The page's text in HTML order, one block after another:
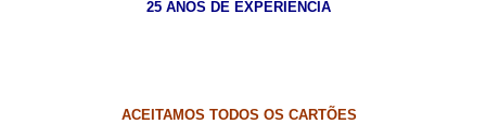
25 ANOS DE EXPERIÊNCIA
ACEITAMOS TODOS OS CARTÕES